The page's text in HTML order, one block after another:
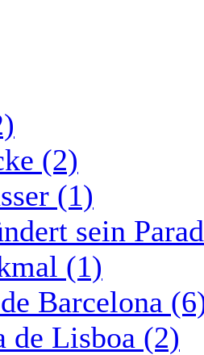
(2)
(1)
sein
(1)
Barcelona
de Lisboa (2)